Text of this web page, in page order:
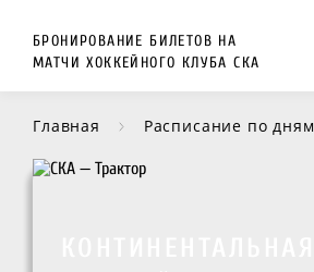
БРОНИРОВАНИЕ БИЛЕТОВ НА
МАТЧИ ХОККЕЙНОГО КЛУБА СКА
Главная Расписание по дням